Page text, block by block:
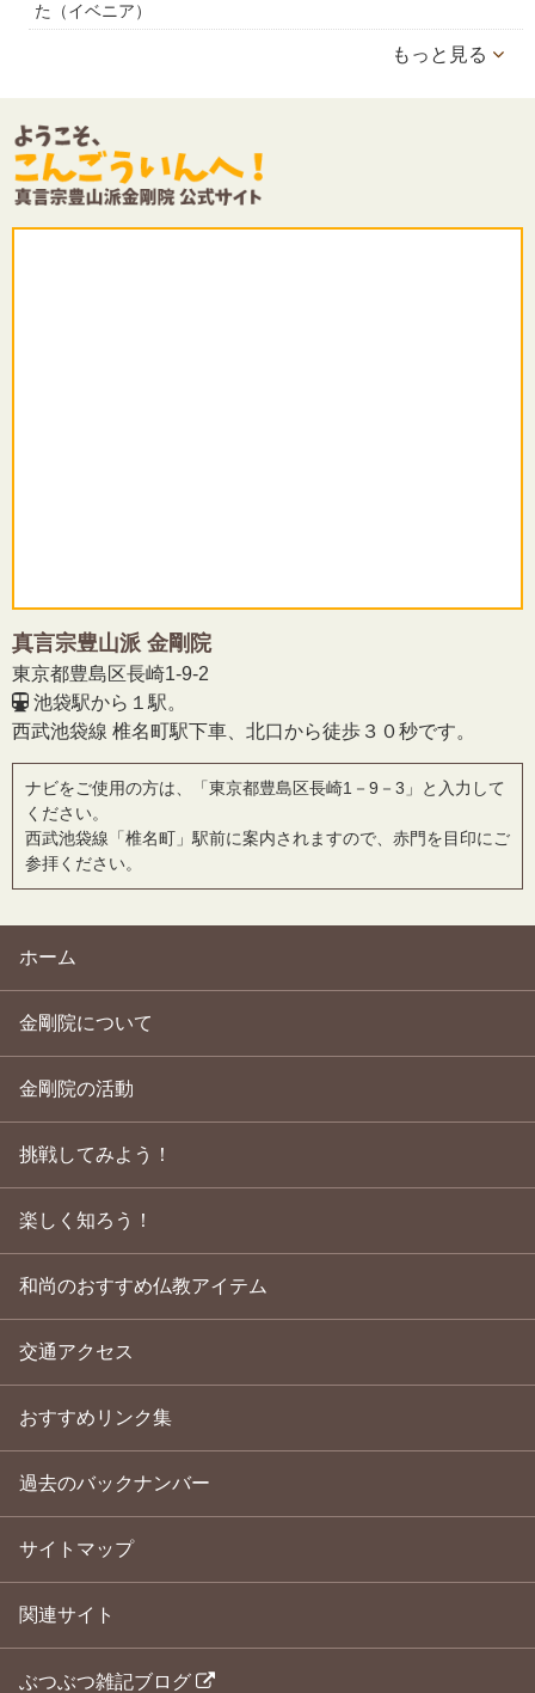
た（イベニア）
もっと見る
真言宗豊山派 金剛院
東京都豊島区長崎1-9-2
池袋駅から１駅。
西武池袋線 椎名町駅下車、北口から徒歩３０秒です。
ナビをご使用の方は、「東京都豊島区長崎1－9－3」と入力して
ください。
西武池袋線「椎名町」駅前に案内されますので、赤門を目印にご
参拝ください。
ホーム
金剛院について
金剛院の活動
挑戦してみよう！
楽しく知ろう！
和尚のおすすめ仏教アイテム
交通アクセス
おすすめリンク集
過去のバックナンバー
サイトマップ
関連サイト
ぶつぶつ雑記ブログ